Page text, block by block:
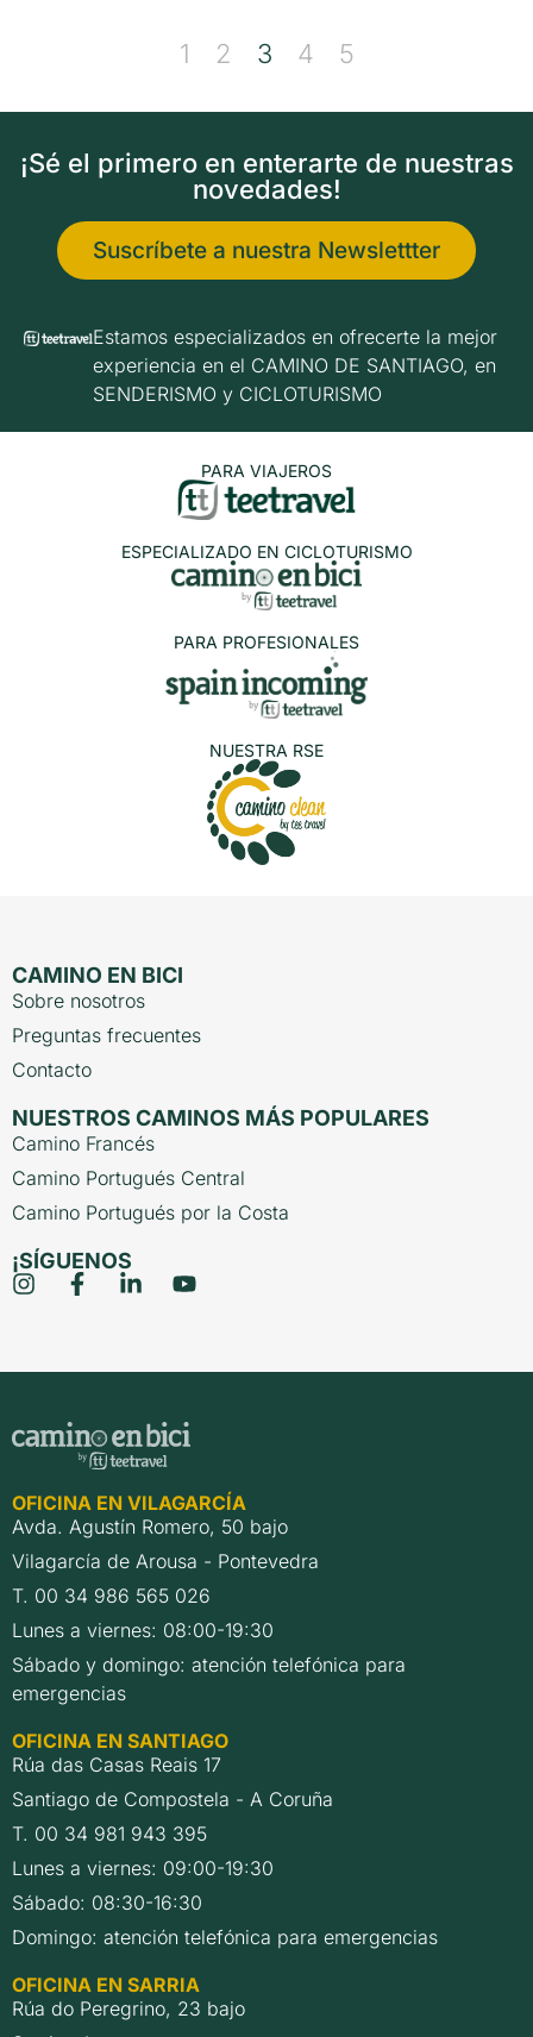
1 2 3 4 5
¡Sé el primero en enterarte de nuestras
novedades!
Suscríbete a nuestra Newslettter
Estamos especializados en ofrecerte la mejor
experiencia en el CAMINO DE SANTIAGO, en
SENDERISMO y CICLOTURISMO
PARA VIAJEROS
ESPECIALIZADO EN CICLOTURISMO
PARA PROFESIONALES
NUESTRA RSE
CAMINO EN BICI
Sobre nosotros
Preguntas frecuentes
Contacto
NUESTROS CAMINOS MÁS POPULARES
Camino Francés
Camino Portugués Central
Camino Portugués por la Costa
¡SÍGUENOS
OFICINA EN VILAGARCÍA
Avda. Agustín Romero, 50 bajo
Vilagarcía de Arousa - Pontevedra
T. 00 34 986 565 026
Lunes a viernes: 08:00-19:30
Sábado y domingo: atención telefónica para
emergencias
OFICINA EN SANTIAGO
Rúa das Casas Reais 17
Santiago de Compostela - A Coruña
T. 00 34 981 943 395
Lunes a viernes: 09:00-19:30
Sábado: 08:30-16:30
Domingo: atención telefónica para emergencias
OFICINA EN SARRIA
Rúa do Peregrino, 23 bajo